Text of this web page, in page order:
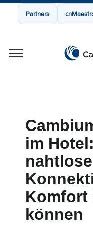
Partners
im
nahtlose
Komfort
können